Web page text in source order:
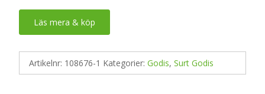
Läs mera & köp
Artikelnr: 108676-1 Kategorier: Godis, Surt Godis